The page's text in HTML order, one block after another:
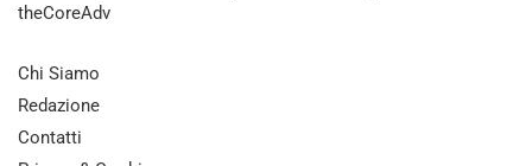
theCoreAdv
Chi Siamo
Redazione
Contatti